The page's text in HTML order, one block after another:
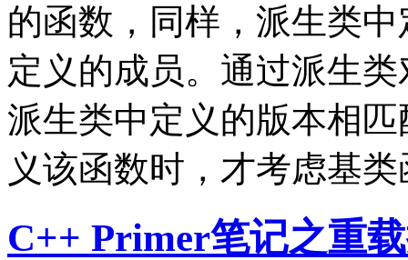
的函数，同样，派生类
定义的成员。通过派生
派生类中定义的版本相
义该函数时，才考虑基
C++ Primer笔记之重